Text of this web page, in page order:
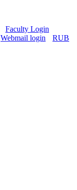
Faculty Login
Webmail login
RUB